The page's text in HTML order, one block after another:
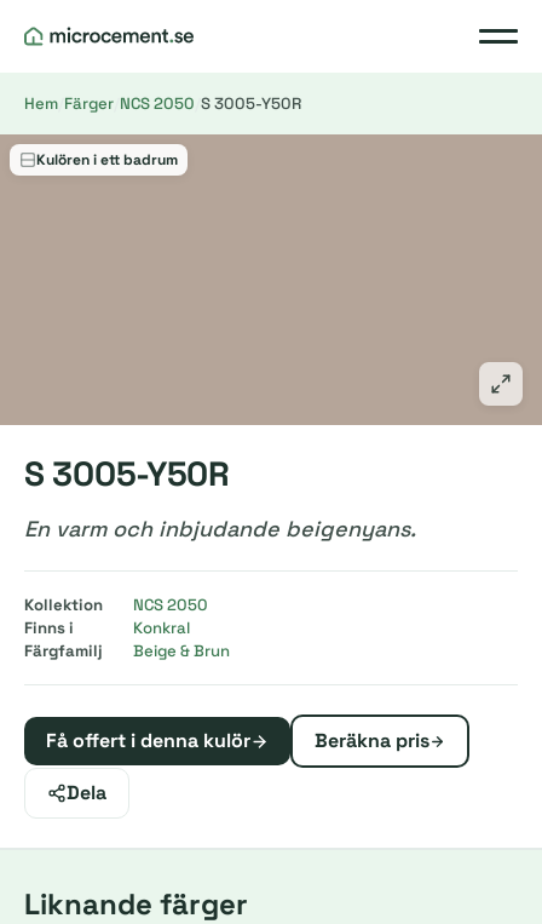
Hem Färger NCS 2050 S 3005-Y50R
Kulören i ett badrum
S 3005-Y50R
En varm och inbjudande beigenyans.
Kollektion
NCS 2050
Finns i
Konkral
Färgfamilj
Beige & Brun
Få offert i denna kulör Beräkna pris
Dela
Liknande färger